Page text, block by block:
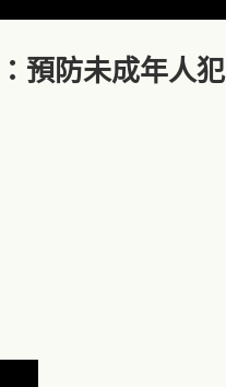
預防未成年人犯